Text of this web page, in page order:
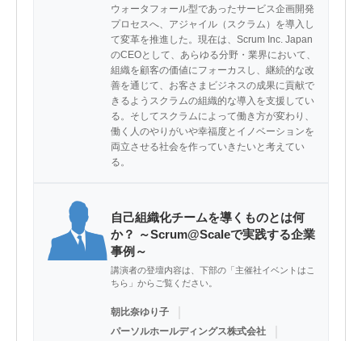
ウォータフォール型であったサービス企画開発
プロセスへ、アジャイル（スクラム）を導入し
て変革を推進した。現在は、Scrum Inc. Japan
のCEOとして、あらゆる分野・業界において、
組織を顧客の価値にフォーカスし、継続的な改
善を通じて、お客さまビジネスの成果に貢献で
きるようスクラムの組織的な導入を支援してい
る。そしてスクラムによって働き方が変わり、
働く人のやりがいや幸福度とイノベーションを
両立させる社会を作っていきたいと考えてい
る。
自己組織化チームを導くものとは何
か？ ～Scrum@Scaleで実践する企業
事例～
講演者の登壇内容は、下部の「主催社イベントはこ
ちら」からご覧ください。
朝比奈ゆり子
パーソルホールディングス株式会社